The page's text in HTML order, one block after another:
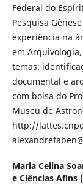
Federal do
Pesquisa
experiência na
em
temas:
documental e
com bolsa do
Museu de
http://
Maria Celina
e Ciências Afins